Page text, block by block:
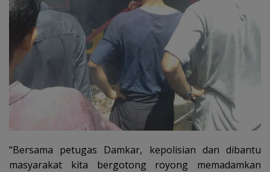
“Bersama petugas Damkar, kepolisian dan dibantu
masyarakat kita bergotong royong memadamkan